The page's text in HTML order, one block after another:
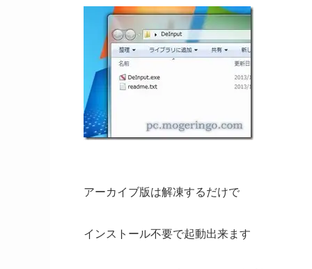
アーカイブ版は解凍するだけで
インストール不要で起動出来ます